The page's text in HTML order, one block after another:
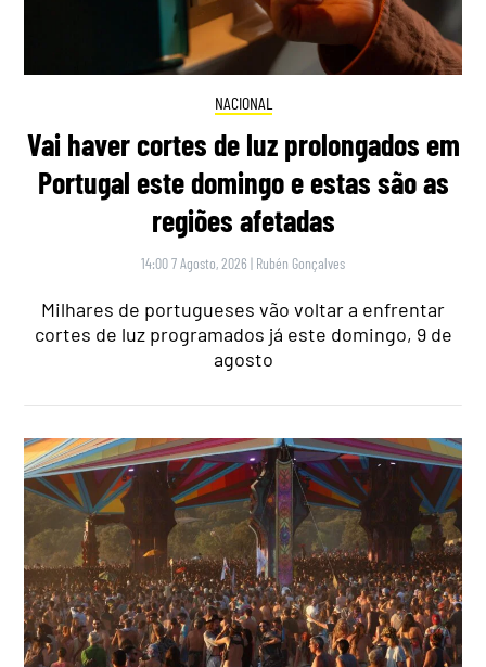
NACIONAL
Vai haver cortes de luz prolongados em
Portugal este domingo e estas são as
regiões afetadas
14:00 7 Agosto, 2026 | Rubén Gonçalves
Milhares de portugueses vão voltar a enfrentar
cortes de luz programados já este domingo, 9 de
agosto